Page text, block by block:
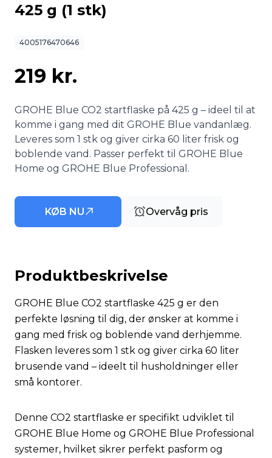
425 g (1 stk)
4005176470646
219 kr.
GROHE Blue CO2 startflaske på 425 g – ideel til at
komme i gang med dit GROHE Blue vandanlæg.
Leveres som 1 stk og giver cirka 60 liter frisk og
boblende vand. Passer perfekt til GROHE Blue
Home og GROHE Blue Professional.
KØB NU Overvåg pris
Produktbeskrivelse
GROHE Blue CO2 startflaske 425 g er den
perfekte løsning til dig, der ønsker at komme i
gang med frisk og boblende vand derhjemme.
Flasken leveres som 1 stk og giver cirka 60 liter
brusende vand – ideelt til husholdninger eller
små kontorer.
Denne CO2 startflaske er specifikt udviklet til
GROHE Blue Home og GROHE Blue Professional
systemer, hvilket sikrer perfekt pasform og